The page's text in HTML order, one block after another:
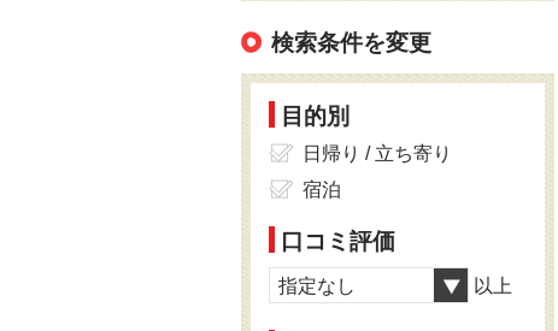
検索条件を変更
目的別
日帰り / 立ち寄り
宿泊
口コミ評価
指定なし 以上